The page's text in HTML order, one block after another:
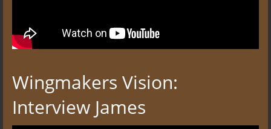
Wingmakers Vision:
Interview James